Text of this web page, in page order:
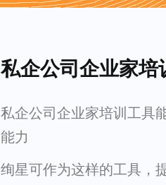
私企公司企业家培
私企公司企业家培训工具
能力
绚星可作为这样的工具，